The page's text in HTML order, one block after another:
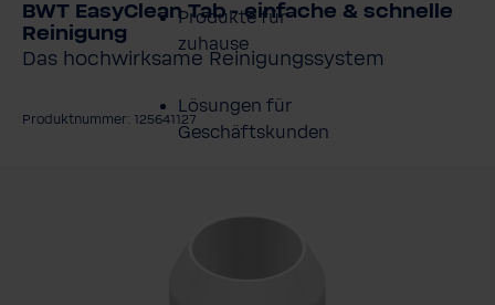
Produkte für
zuhause
Lösungen für
Geschäftskunden
BWT EasyClean Tab - einfache & schnelle
Reinigung
Das hochwirksame Reinigungssystem
Produktnummer: 125641127